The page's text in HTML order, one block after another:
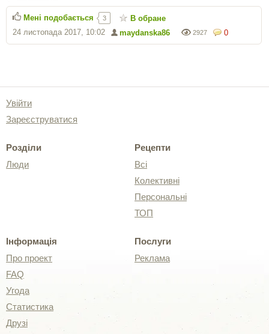
0
2927
maydanska86
24 листопада 2017, 10:02
Мені подобається 3 В обране
Увійти
Зареєструватися
Розділи
Люди
Рецепти
Всі
Колективні
Персональні
ТОП
Інформація
Про проект
FAQ
Угода
Статистика
Друзі
Послуги
Реклама